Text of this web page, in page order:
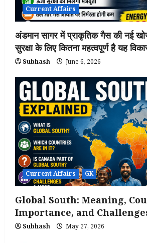
Current Affairs
अंडमान सागर में प्राकृतिक गैस की नई
सुरक्षा के लिए कितना महत्वपूर्ण है यह
Subhash June 6, 2026
Current Affairs GK
Global South: Meaning,
Importance, and
Subhash May 27, 2026